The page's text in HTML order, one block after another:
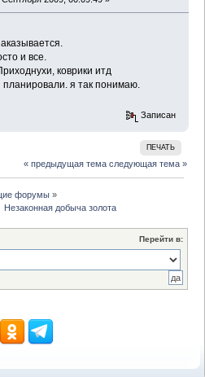
и все.
коврики итд
я так понимаю.
Записан
ПЕЧАТЬ
« предыдущая тема следующая тема »
форумы»
Незаконная добыча золота
Перейти в: